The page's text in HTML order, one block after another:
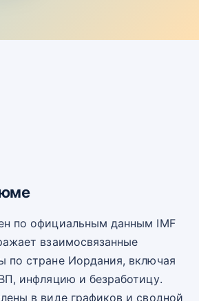
по официальным данным IMF
взаимосвязанные
по стране Иордания, включая
инфляцию и безработицу.
в виде графиков и сводной